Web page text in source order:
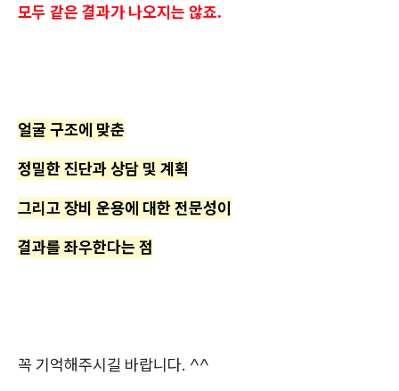
모두 같은 결과가 나오지는 않죠.
얼굴 구조에 맞춘
정밀한 진단과 상담 및 계획
그리고 장비 운용에 대한 전문성이
결과를 좌우한다는 점
꼭 기억해주시길 바랍니다. ^^